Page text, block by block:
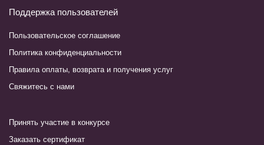
Поддержка пользователей
Пользовательское соглашение
Политика конфиденциальности
Правила оплаты, возврата и получения услуг
Свяжитесь с нами
Принять участие в конкурсе
Заказать сертификат